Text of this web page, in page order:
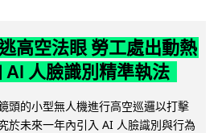
高空法眼 勞工處出動熱
AI 人臉識別精準執法
頭的小型無人機進行高空巡邏以打擊
於未來一年內引入 AI 人臉識別與行為